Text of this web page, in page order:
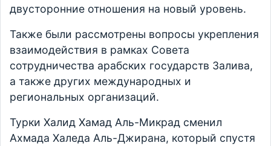
двусторонние отношения на новый уровень.
Также были рассмотрены вопросы укрепления
взаимодействия в рамках Совета
сотрудничества арабских государств Залива,
а также других международных и
региональных организаций.
Турки Халид Хамад Аль-Микрад сменил
Ахмада Халеда Аль-Джирана, который спустя